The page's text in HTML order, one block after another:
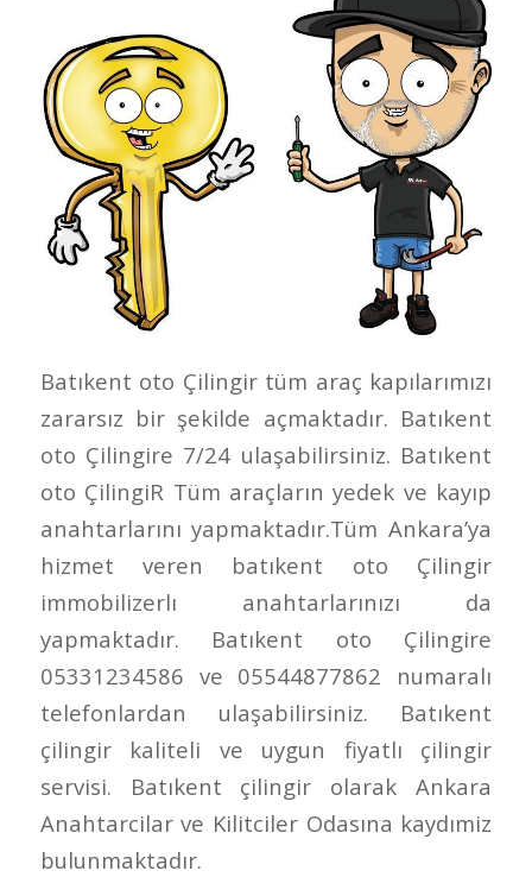
Batıkent oto Çilingir tüm araç kapılarımızı
zararsız bir şekilde açmaktadır. Batıkent
oto Çilingire 7/24 ulaşabilirsiniz. Batıkent
oto ÇilingiR Tüm araçların yedek ve kayıp
anahtarlarını yapmaktadır.Tüm Ankara’ya
hizmet veren batıkent oto Çilingir
immobilizerlı anahtarlarınızı da
yapmaktadır. Batıkent oto Çilingire
05331234586 ve 05544877862 numaralı
telefonlardan ulaşabilirsiniz. Batıkent
çilingir kaliteli ve uygun fiyatlı çilingir
servisi. Batıkent çilingir olarak Ankara
Anahtarcilar ve Kilitciler Odasına kaydımiz
bulunmaktadır.